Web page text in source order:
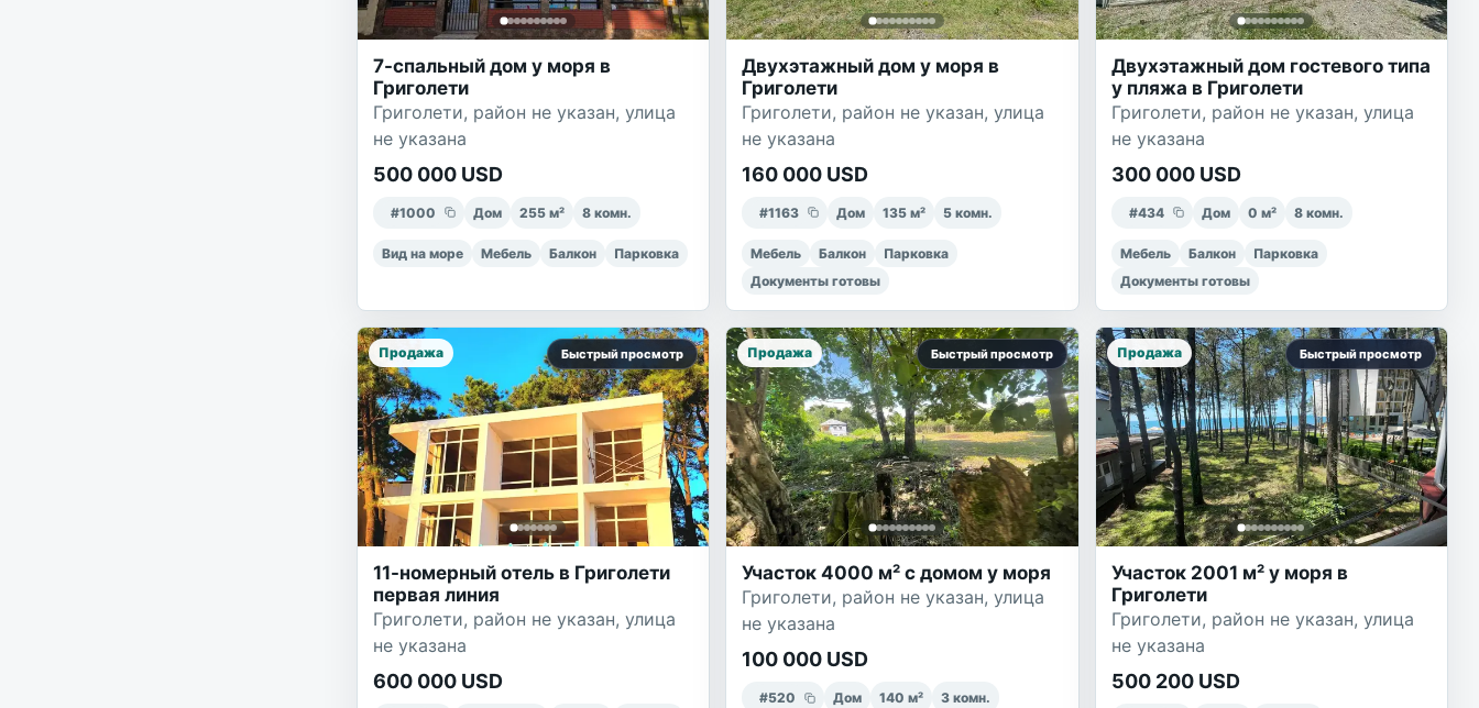
7-спальный дом у моря в
Григолети
Григолети, район не указан, улица
не указана
500 000 USD
#1000 Дом 255 м² 8 комн.
Вид на море Мебель Балкон Парковка
Двухэтажный дом у моря в
Григолети
Григолети, район не указан, улица
не указана
160 000 USD
#1163 Дом 135 м² 5 комн.
Мебель Балкон
Парковка
Документы готовы
Двухэтажный дом гостевого типа
у пляжа в Григолети
Григолети, район не указан, улица
не указана
300 000 USD
#434 Дом 0 м² 8 комн.
Мебель Балкон
Парковка
Документы готовы
Продажа Быстрый просмотр
11-номерный отель в Григолети
первая линия
Григолети, район не указан, улица
не указана
600 000 USD
Продажа Быстрый просмотр
Участок 4000 м² с домом у моря
Григолети, район не указан, улица
не указана
100 000 USD
#520 Дом 140 м² 3 комн.
Продажа Быстрый просмотр
Участок 2001 м² у моря в
Григолети
Григолети, район не указан, улица
не указана
500 200 USD